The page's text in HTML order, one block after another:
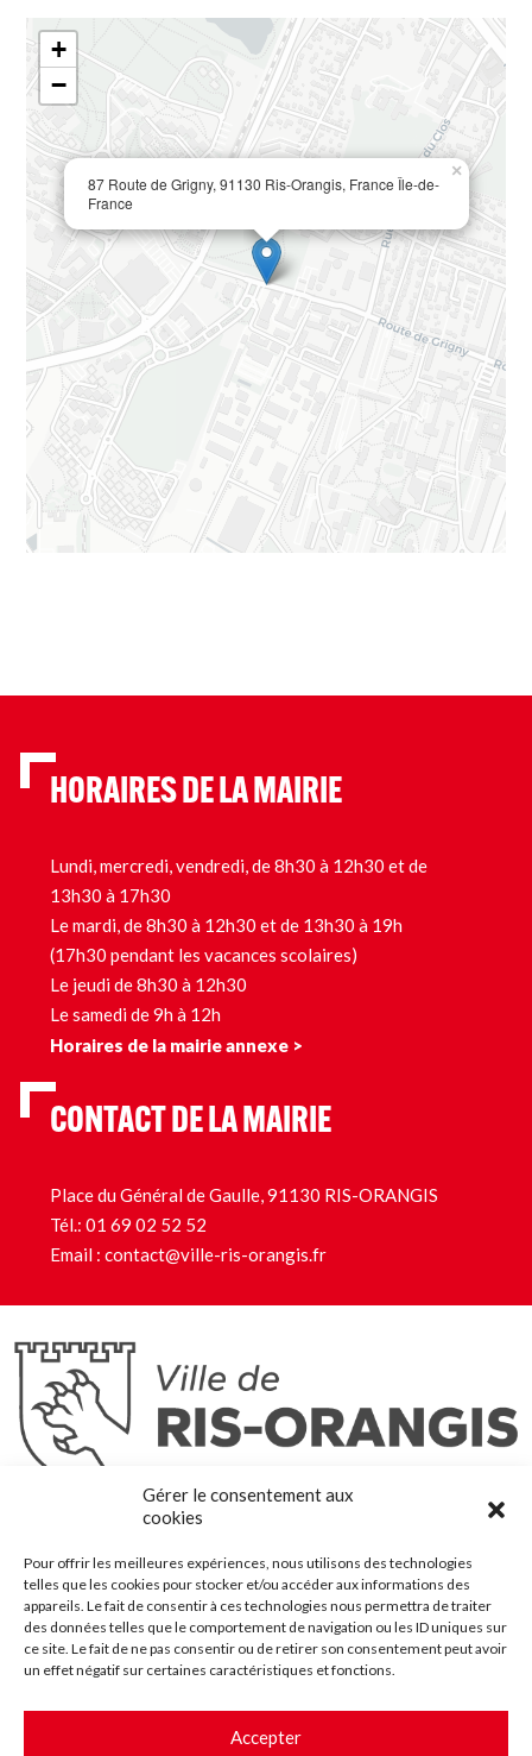
Gérer le consentement aux
cookies
Pour offrir les meilleures expériences, nous utilisons des technologies
telles que les cookies pour stocker et/ou accéder aux informations des
appareils. Le fait de consentir à ces technologies nous permettra de traiter
des données telles que le comportement de navigation ou les ID uniques sur
ce site. Le fait de ne pas consentir ou de retirer son consentement peut avoir
un effet négatif sur certaines caractéristiques et fonctions.
Accepter
87 Route de Grigny, 91130 Ris-Orangis, France Île-de-
France
×
+
−
HORAIRES DE LA MAIRIE
Lundi, mercredi, vendredi, de 8h30 à 12h30 et de
13h30 à 17h30
Le mardi, de 8h30 à 12h30 et de 13h30 à 19h
(17h30 pendant les vacances scolaires)
Le jeudi de 8h30 à 12h30
Le samedi de 9h à 12h
Horaires de la mairie annexe >
CONTACT DE LA MAIRIE
Place du Général de Gaulle, 91130 RIS-ORANGIS
Tél.: 01 69 02 52 52
Email : contact@ville-ris-orangis.fr
Ris-Orangis
@2022 — Tous droits réservés
Plan du site
Contact
Accessibilité
Crédits
Les marchés publics